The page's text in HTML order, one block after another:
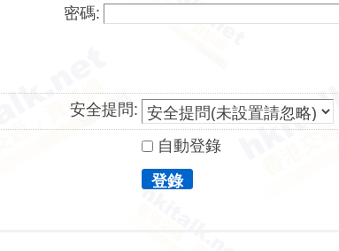
密碼:
安全提問:
自動登錄
登錄